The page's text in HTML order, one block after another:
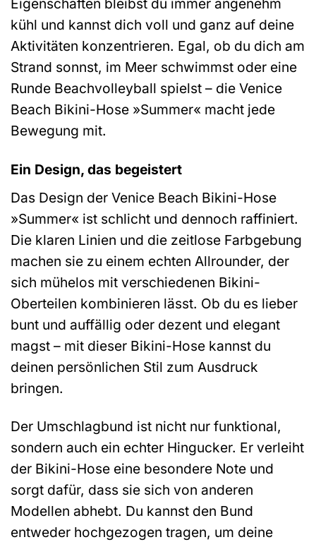
Eigenschaften bleibst du immer angenehm
kühl und kannst dich voll und ganz auf deine
Aktivitäten konzentrieren. Egal, ob du dich am
Strand sonnst, im Meer schwimmst oder eine
Runde Beachvolleyball spielst – die Venice
Beach Bikini-Hose »Summer« macht jede
Bewegung mit.
Ein Design, das begeistert
Das Design der Venice Beach Bikini-Hose
»Summer« ist schlicht und dennoch raffiniert.
Die klaren Linien und die zeitlose Farbgebung
machen sie zu einem echten Allrounder, der
sich mühelos mit verschiedenen Bikini-
Oberteilen kombinieren lässt. Ob du es lieber
bunt und auffällig oder dezent und elegant
magst – mit dieser Bikini-Hose kannst du
deinen persönlichen Stil zum Ausdruck
bringen.
Der Umschlagbund ist nicht nur funktional,
sondern auch ein echter Hingucker. Er verleiht
der Bikini-Hose eine besondere Note und
sorgt dafür, dass sie sich von anderen
Modellen abhebt. Du kannst den Bund
entweder hochgezogen tragen, um deine